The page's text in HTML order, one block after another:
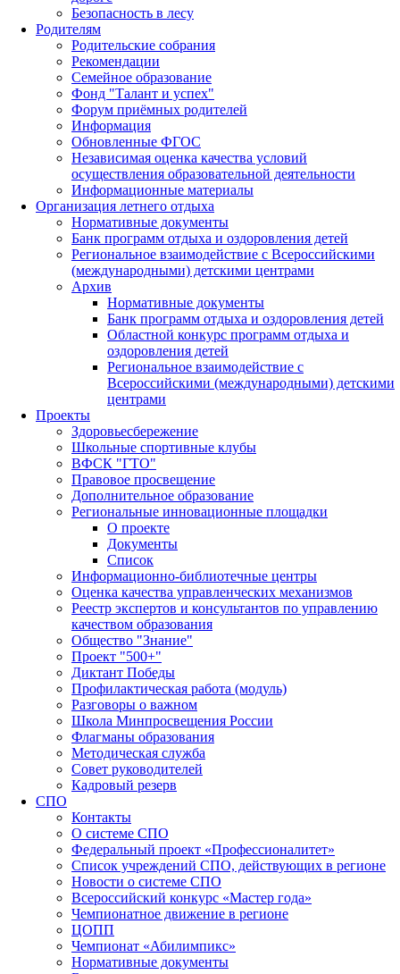
Безопасность в лесу
Родителям
Родительские собрания
Рекомендации
Семейное образование
Фонд "Талант и успех"
Форум приёмных родителей
Информация
Обновленные ФГОС
Независимая оценка качества условий
осуществления образовательной деятельности
Информационные материалы
Организация летнего отдыха
Нормативные документы
Банк программ отдыха и оздоровления детей
Региональное взаимодействие с Всероссийскими
(международными) детскими центрами
Архив
Нормативные документы
Банк программ отдыха и оздоровления детей
Областной конкурс программ отдыха и
оздоровления детей
Региональное взаимодействие с
Всероссийскими (международными) детскими
центрами
Проекты
Здоровьесбережение
Школьные спортивные клубы
ВФСК "ГТО"
Правовое просвещение
Дополнительное образование
Региональные инновационные площадки
О проекте
Документы
Список
Информационно-библиотечные центры
Оценка качества управленческих механизмов
Реестр экспертов и консультантов по управлению
качеством образования
Общество "Знание"
Проект "500+"
Диктант Победы
Профилактическая работа (модуль)
Разговоры о важном
Школа Минпросвещения России
Флагманы образования
Методическая служба
Совет руководителей
Кадровый резерв
СПО
Контакты
О системе СПО
Федеральный проект «Профессионалитет»
Список учреждений СПО, действующих в регионе
Новости о системе СПО
Всероссийский конкурс «Мастер года»
Чемпионатное движение в регионе
ЦОПП
Чемпионат «Абилимпикс»
Нормативные документы